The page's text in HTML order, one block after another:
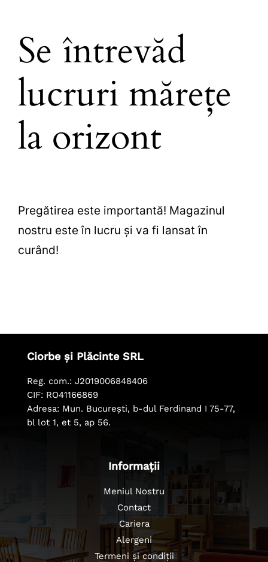
Se întrevăd
lucruri mărețe
la orizont
Pregătirea este importantă! Magazinul
nostru este în lucru și va fi lansat în
curând!
Ciorbe și Plăcinte SRL
Reg. com.: J2019006848406
CIF: RO41166869
Adresa: Mun. București, b-dul Ferdinand I 75-77,
bl lot 1, et 5, ap 56.
Informații
Meniul Nostru
Contact
Cariera
Alergeni
Termeni și condiții